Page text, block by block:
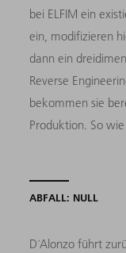
bei ELFIM ein
ein, modifizieren
dann ein
Reverse
bekommen sie
Produktion. So
ABFALL: NULL
D´Alonzo führt